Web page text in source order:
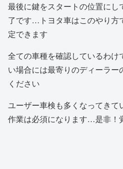
最後に鍵をスタートの位置に
了です…トヨタ車はこのやり方
定できます
全ての車種を確認しているわけ
い場合には最寄りのディーラー
ください
ユーザー車検も多くなってき
作業は必須になります…是非！